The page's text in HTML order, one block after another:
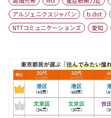
出版物
会社概要
アルジェニクスジャパン
b.dot
NTTコミュニケーションズ
愛知